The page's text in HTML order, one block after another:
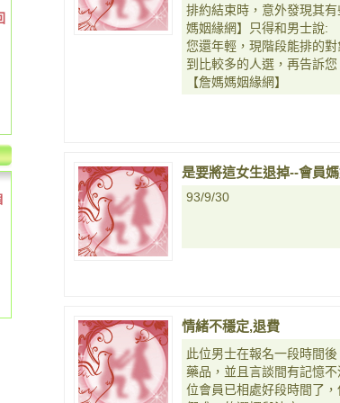
排約結束時，意外發現其
媽姻緣網】只得和男士說:
您還年輕，現階段能排的
到比較多的人選，再告訴您
【詹媽媽姻緣網】
是要將這女生退掉--會員
93/9/30
情緒不穩定,退費
此位男士在報名一段時間
藥品，並且言談間有記憶
位會員已相處好段時間了